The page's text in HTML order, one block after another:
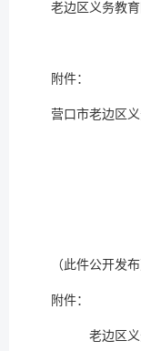
老边区义务教
附件：
营口市老边区
营口
2026
（此件公开发布
附件：
老边区